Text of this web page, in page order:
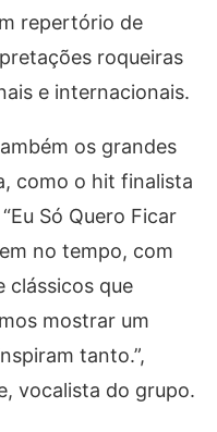
repertório de
roqueiras
e internacionais.
os grandes
como o hit finalista
Só Quero Ficar
no tempo, com
clássicos que
mostrar um
tanto.”,
vocalista do grupo.